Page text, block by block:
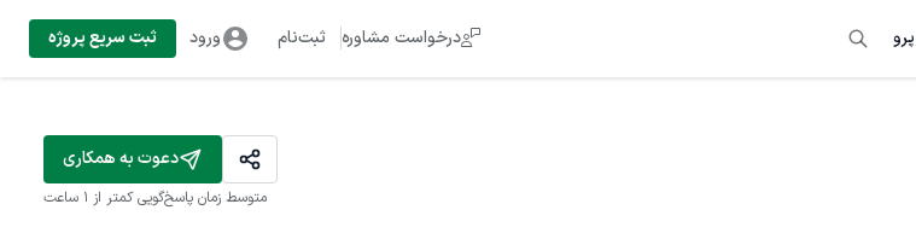
درخواست مشاوره ثبت‌نام ورود ثبت سریع پروژه
دعوت به همکاری
متوسط زمان پاسخ‌گویی کمتر از 1 ساعت